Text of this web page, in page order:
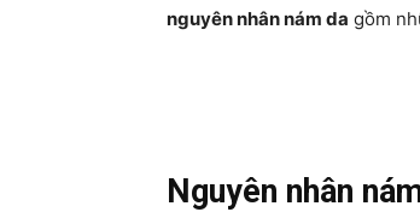
nguyên nhân nám da gồm
Nguyên nhân